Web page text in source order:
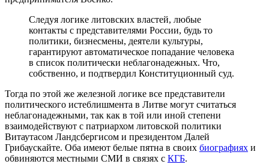
Следуя логике литовских властей, любые
контакты с представителями России, будь то
политики, бизнесмены, деятели культуры,
гарантируют автоматическое попадание человека
в список политически неблагонадежных. Что,
собственно, и подтвердил Конституционный суд.
Тогда по этой же железной логике все представители
политического истеблишмента в Литве могут считаться
неблагонадежными, так как в той или иной степени
взаимодействуют с патриархом литовской политики
Витаутасом Ландсбергисом и президентом Далей
Грибаускайте. Оба имеют белые пятна в своих биографиях и
обвиняются местными СМИ в связях с КГБ.